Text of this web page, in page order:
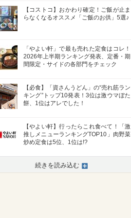
【コストコ】おかわり確定！ご飯が止ま
らなくなるオススメ「ご飯のお供」5選♪
「やよい軒」で最も売れた定食はコレ！
2026年上半期ランキング発表、定番・期
間限定・サイドの各部門をチェック
【必食】「資さんうどん」の“売れ筋ラン
キング”トップ10発表！3位は激ウマぼた
餅、1位はアレでした！
【やよい軒】行ったらこれ食べて！「激
推しメニューランキングTOP10」肉野菜
炒め定食は5位、1位は!?
続きを読み込む